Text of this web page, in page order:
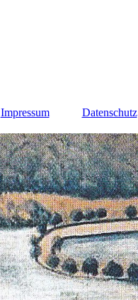
Impressum Datenschutz